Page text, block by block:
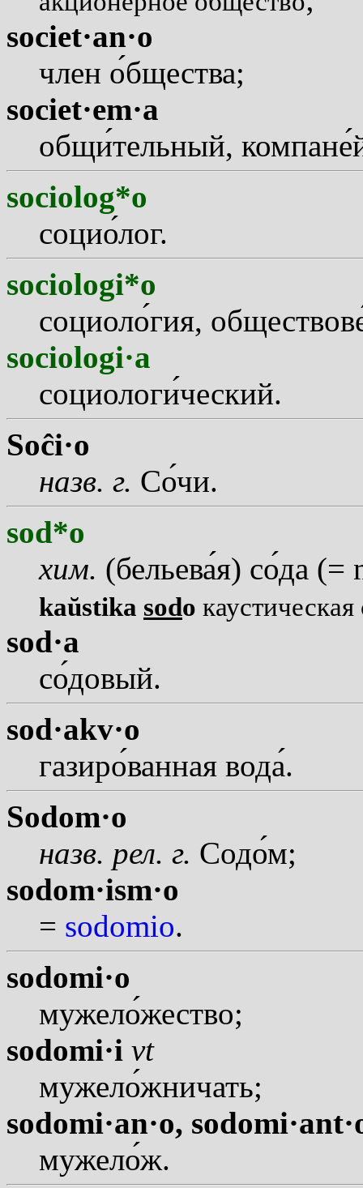
societ·an·o
член общества;
societ·em·a
общительный, компане
sociolog*o
социолог.
sociologi*o
социология, обществов
sociologi·a
социологический.
Soĉi·o
назв. г. Сочи.
sod*o
хим. (бельевая) сода (=
kaŭstika sodo каустическая
sod·a
содовый.
sod·akv·o
газированная вода.
Sodom·o
назв. рел. г. Содом;
sodom·ism·o
= sodomio.
sodomi·o
мужеложество;
sodomi·i vt
мужеложничать;
sodomi·an·o,
мужелож.